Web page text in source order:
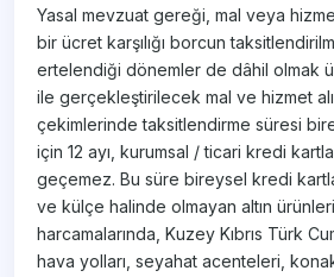
Yasal mevzuat gereği, mal veya hizmet
bir ücret karşılığı borcun
ertelendiği dönemler de dâhil olmak
ile gerçekleştirilecek mal ve hizmet
çekimlerinde taksitlendirme süresi
için 12 ayı, kurumsal / ticari kredi
geçemez. Bu süre bireysel kredi
ve külçe halinde olmayan altın
harcamalarında, Kuzey Kıbrıs Türk
hava yolları, seyahat acenteleri,